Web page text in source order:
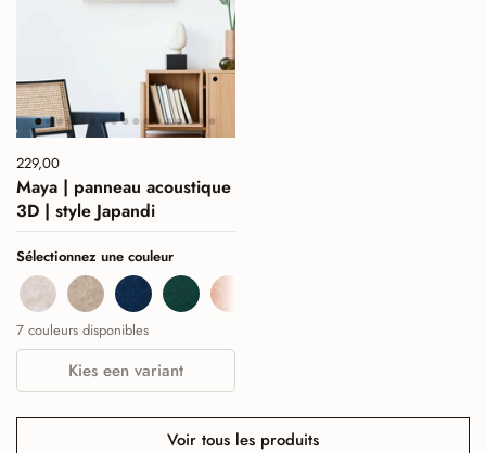
Prix :
229,00
Maya | panneau acoustique
3D | style Japandi
Sélectionnez une couleur
Beige Sand Navy Deep Green
Cognac
7 couleurs disponibles
Kies een variant
Voir tous les produits